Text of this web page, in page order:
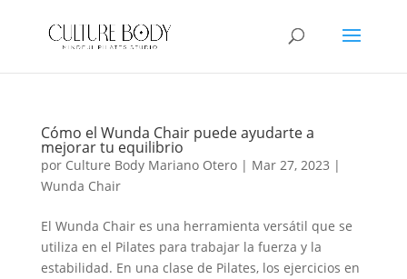
Cómo el Wunda Chair puede ayudarte a
mejorar tu equilibrio
por Culture Body Mariano Otero| Mar 27, 2023 |
Wunda Chair
El Wunda Chair es una herramienta versátil que se
utiliza en el Pilates para trabajar la fuerza y la
estabilidad. En una clase de Pilates, los ejercicios en